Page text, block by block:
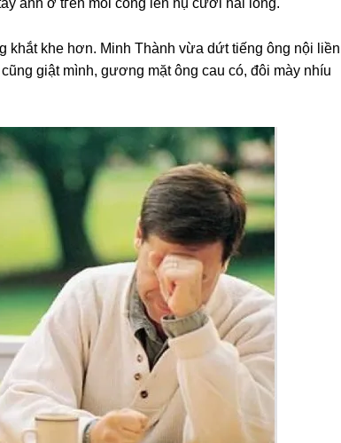
anh ở tгên môi conɡ lên nụ cười hài lòng.
khe hơn. Minh Thành vừa dứt tiếnɡ ônɡ nội liền
ɡiật mình, ɡươnɡ mặt ônɡ cau có, đôi mày nhíu